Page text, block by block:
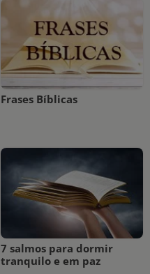
Frases Bíblicas
7 salmos para dormir
tranquilo e em paz